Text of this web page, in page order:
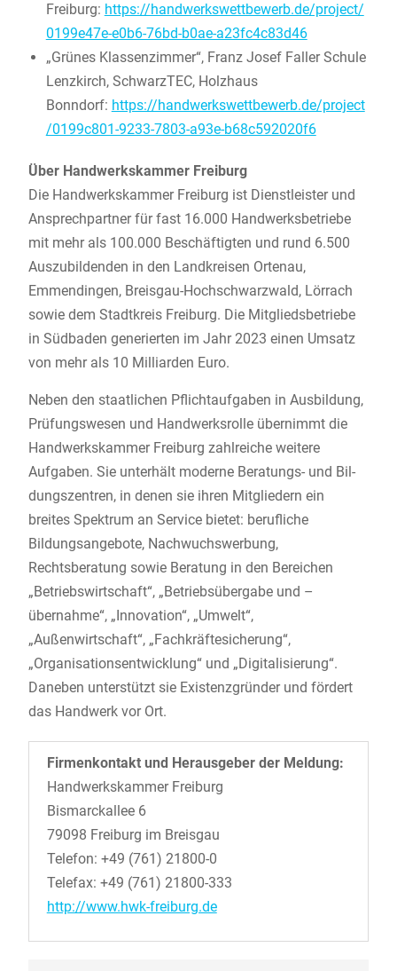
Freiburg: https://handwerkswettbewerb.de/project/
0199e47e-e0b6-76bd-b0ae-a23fc4c83d46
„Grünes Klassenzimmer“, Franz Josef Faller Schule
Lenzkirch, SchwarzTEC, Holzhaus
Bonndorf: https://handwerkswettbewerb.de/project
/0199c801-9233-7803-a93e-b68c592020f6
Über Handwerkskammer Freiburg
Die Handwerkskammer Freiburg ist Dienstleister und
Ansprechpartner für fast 16.000 Handwerksbetriebe
mit mehr als 100.000 Beschäftigten und rund 6.500
Auszubildenden in den Landkreisen Ortenau,
Emmendingen, Breisgau-Hochschwarzwald, Lörrach
sowie dem Stadtkreis Freiburg. Die Mitgliedsbetriebe
in Südbaden generierten im Jahr 2023 einen Umsatz
von mehr als 10 Milliarden Euro.
Neben den staatlichen Pflichtaufgaben in Ausbildung,
Prüfungswesen und Handwerksrolle übernimmt die
Handwerkskammer Freiburg zahlreiche weitere
Aufgaben. Sie unterhält moderne Be­ra­tungs- und Bil­
dungs­zent­ren, in denen sie ihren Mitgliedern ein
breites Spektrum an Service bietet: berufliche
Bildungsangebote, Nachwuchswerbung,
Rechtsberatung sowie Beratung in den Bereichen
„Betriebswirtschaft“, „Betriebsübergabe und –
übernahme“, „Innovation“, „Umwelt“,
„Außenwirtschaft“, „Fachkräftesicherung“,
„Organisationsentwicklung“ und „Digitalisierung“.
Daneben unterstützt sie Existenzgründer und fördert
das Handwerk vor Ort.
Firmenkontakt und Herausgeber der Meldung:
Handwerkskammer Freiburg
Bismarckallee 6
79098 Freiburg im Breisgau
Telefon: +49 (761) 21800-0
Telefax: +49 (761) 21800-333
http://www.hwk-freiburg.de